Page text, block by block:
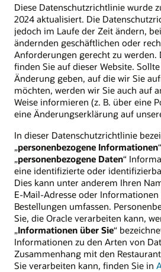
Diese Datenschutzrichtlinie wurde
2024 aktualisiert. Die
jedoch im Laufe der Zeit ändern,
ändernden geschäftlichen oder
Anforderungen gerecht zu werden.
finden Sie auf dieser Website.
Änderung geben, auf die wir Sie
möchten, werden wir Sie auch auf
Weise informieren (z. B. über eine
eine Änderungserklärung auf
In dieser Datenschutzrichtlinie
„personenbezogene Informationen
„personenbezogene Daten“
eine identifizierte oder
Dies kann unter anderem Ihren
E-Mail-Adresse oder
Bestellungen umfassen.
Sie, die Oracle verarbeiten kann,
„Informationen über Sie“
Informationen zu den Arten von
Zusammenhang mit den
Sie verarbeiten kann, finden Sie in